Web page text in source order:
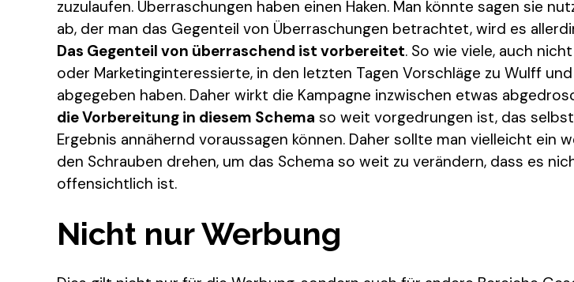
zuzulaufen. Überraschungen haben einen Haken. Man könnte sagen sie
ab, der man das Gegenteil von Überraschungen betrachtet, wird es
Das Gegenteil von überraschend ist vorbereitet. So wie viele, auch
oder Marketinginteressierte, in den letzten Tagen Vorschläge zu Wulff
abgegeben haben. Daher wirkt die Kampagne inzwischen etwas
die Vorbereitung in diesem Schema so weit vorgedrungen ist, das
Ergebnis annähernd voraussagen können. Daher sollte man vielleicht ein
den Schrauben drehen, um das Schema so weit zu verändern, dass es
offensichtlich ist.
Nicht nur Werbung